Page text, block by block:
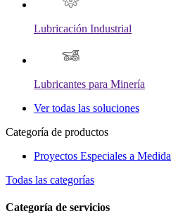
Lubricación Industrial
Lubricantes para Minería
Ver todas las soluciones
Categoría de productos
Proyectos Especiales a Medida
Todas las categorías
Categoría de servicios